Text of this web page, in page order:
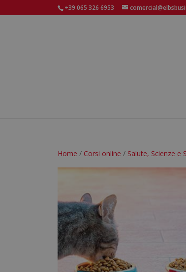
+39 065 326 6953
Home / Corsi online / Salute, Scienze e